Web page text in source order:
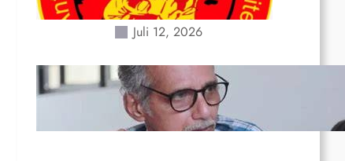
Erdbeben des 24. Juni!
Juli 12, 2026
Indien: „Die Politik der
Kapitulation“ von K. Murali (Ajith)
Juli 1, 2026